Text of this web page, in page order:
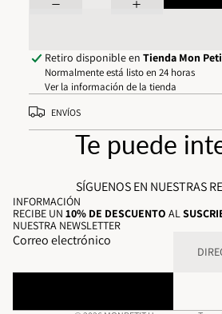
Retiro disponible en Tienda Mon
Normalmente está listo en 24 horas
Ver la información de la tienda
ENVÍOS
Te puede
SÍGUENOS EN NUESTRAS
INFORMACIÓN
RECIBE UN 10% DE DESCUENTO AL
NUESTRA NEWSLETTER
Correo electrónico